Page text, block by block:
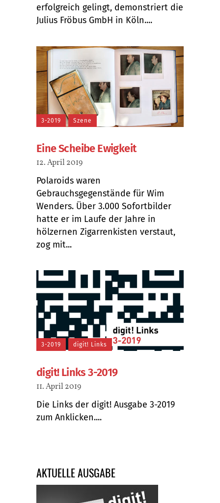
erfolgreich gelingt, demonstriert die
Julius Fröbus GmbH in Köln....
3-2019 Szene
Eine Scheibe Ewigkeit
12. April 2019
Polaroids waren
Gebrauchsgegenstände für Wim
Wenders. Über 3.000 Sofortbilder
hatte er im Laufe der Jahre in
hölzernen Zigarrenkisten verstaut,
zog mit...
3-2019 digit! Links
digit! Links 3-2019
11. April 2019
Die Links der digit! Ausgabe 3-2019
zum Anklicken....
AKTUELLE AUSGABE